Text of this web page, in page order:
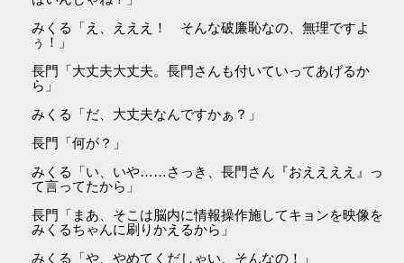
みくる「え、えええ！ そんな破廉恥なの、無理ですよ
ぅ！」
長門「大丈夫大丈夫。長門さんも付いていってあげるか
ら」
みくる「だ、大丈夫なんですかぁ？」
長門「何が？」
みくる「い、いや……さっき、長門さん『おええええ』っ
て言ってたから」
長門「まあ、そこは脳内に情報操作施してキョンを映像を
みくるちゃんに刷りかえるから」
みくる「や、やめてくだしゃい、そんなの！」